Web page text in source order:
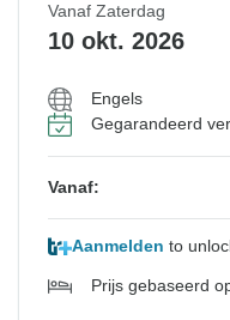
Vanaf Zaterdag
10 okt. 2026
Engels
Gegarandeerd
Vanaf:
Aanmelden to
Prijs gebaseerd